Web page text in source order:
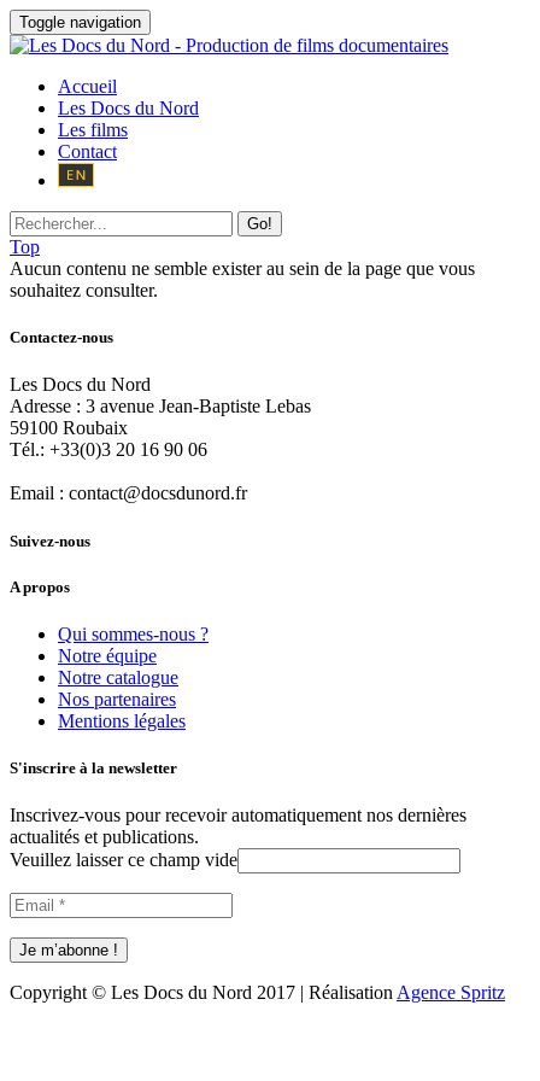
Toggle navigation
Accueil
Les Docs du Nord
Les films
Contact
Go!
Top
Aucun contenu ne semble exister au sein de la page que vous
souhaitez consulter.
Contactez-nous
Les Docs du Nord
Adresse : 3 avenue Jean-Baptiste Lebas
59100 Roubaix
Tél.: +33(0)3 20 16 90 06
Email : contact@docsdunord.fr
Suivez-nous
A propos
Qui sommes-nous ?
Notre équipe
Notre catalogue
Nos partenaires
Mentions légales
S'inscrire à la newsletter
Inscrivez-vous pour recevoir automatiquement nos dernières
actualités et publications.
Veuillez laisser ce champ vide
Copyright © Les Docs du Nord 2017 | Réalisation Agence Spritz